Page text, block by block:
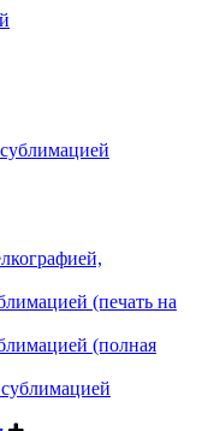
(печать на
(полная